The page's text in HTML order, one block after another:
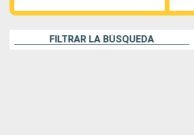
FILTRAR LA BÚSQUEDA